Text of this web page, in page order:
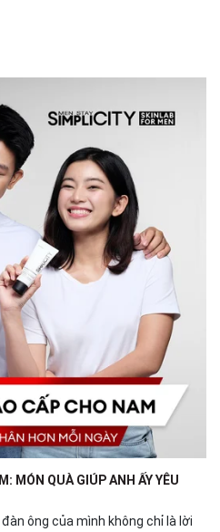
MÓN QUÀ GIÚP ANH ẤY YÊU
ông của mình không chỉ là lời